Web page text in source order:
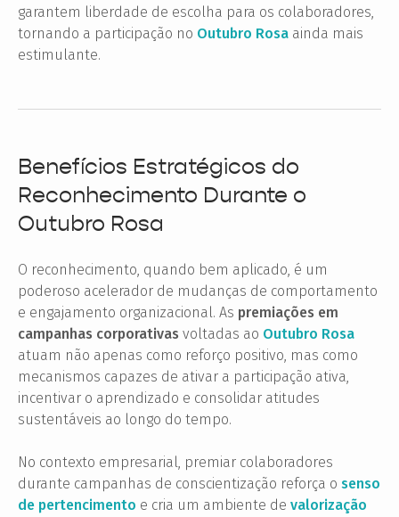
garantem liberdade de escolha para os colaboradores,
tornando a participação no Outubro Rosa ainda mais
estimulante.
Benefícios Estratégicos do
Reconhecimento Durante o
Outubro Rosa
O reconhecimento, quando bem aplicado, é um
poderoso acelerador de mudanças de comportamento
e engajamento organizacional. As premiações em
campanhas corporativas voltadas ao Outubro Rosa
atuam não apenas como reforço positivo, mas como
mecanismos capazes de ativar a participação ativa,
incentivar o aprendizado e consolidar atitudes
sustentáveis ao longo do tempo.
No contexto empresarial, premiar colaboradores
durante campanhas de conscientização reforça o senso
de pertencimento e cria um ambiente de valorização